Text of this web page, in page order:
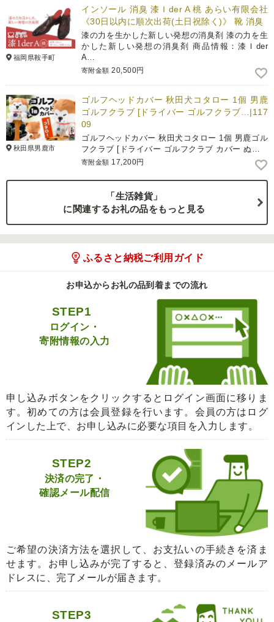
福岡県鞍手町
インソール 消臭 漆Ｉder A 桃 あらい有限会社
《30日以内に順次出荷(土日祝除く)》 靴 消臭
漆の力を生かした新しい発想の消臭剤 漆の力を生
かした新しい発想の消臭剤 商品情報：漆Ｉder
A…
寄附金額 20,500円
秋田県男鹿市
ゴルフヘッドカバー 秋田犬コタロー 1個 男鹿
ゴルフクラブ [ドライバー ゴルフクラブ…|117
09
ゴルフヘッドカバー 秋田犬コタロー 1個 男鹿ゴル
フクラブ [ドライバー ゴルフクラブ カバー ぬ…
寄附金額 17,200円
「生活雑貨」
に関連するお礼の品をもっと見る
ふるさと納税ご利用ガイド
お申込からお礼の品到着までの流れ
STEP1
ログイン・
寄附情報の入力
申し込みボタンをクリックするとログイン画面に移りま
す。初めての方は会員登録を行います。会員の方はログ
インした上で、お申し込みに必要な項目を入力します。
STEP2
決済の完了・
確認メール配信
ご希望の決済方法を選択して、お支払いの手続きを済ま
せます。お申し込みが完了すると、登録済みのメールア
ドレスに、完了メールが届きます。
STEP3